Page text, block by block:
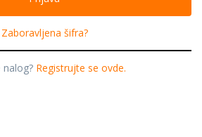
Zaboravljena šifra?
Registrujte se ovde.